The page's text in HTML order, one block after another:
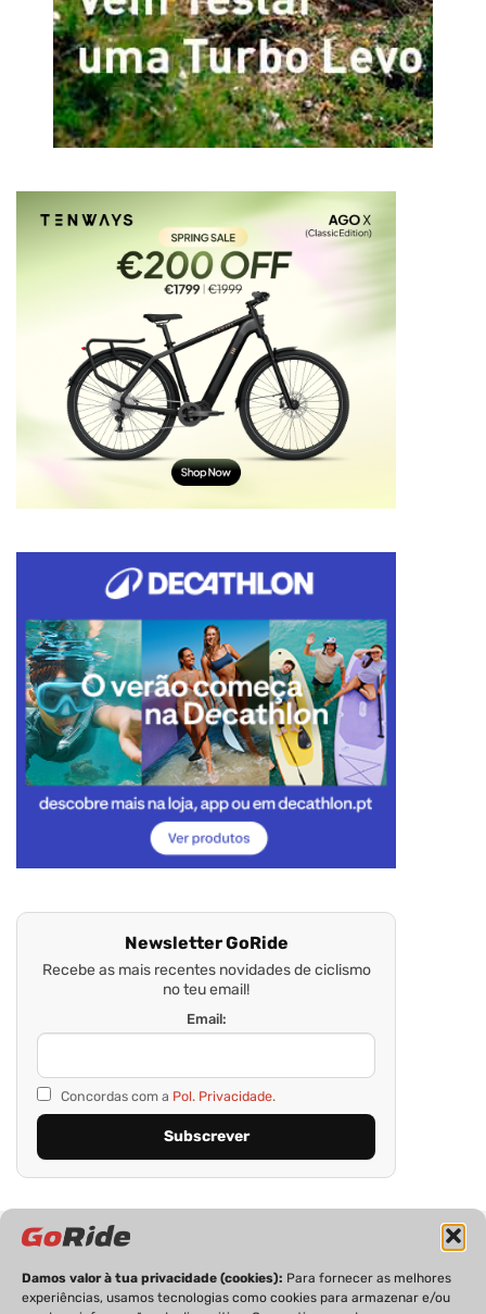
Damos valor à tua privacidade (cookies): Para fornecer as melhores
experiências, usamos tecnologias como cookies para armazenar e/ou
Newsletter GoRide
Recebe as mais recentes novidades de ciclismo
no teu email!
Email:
Concordas com a Pol. Privacidade.